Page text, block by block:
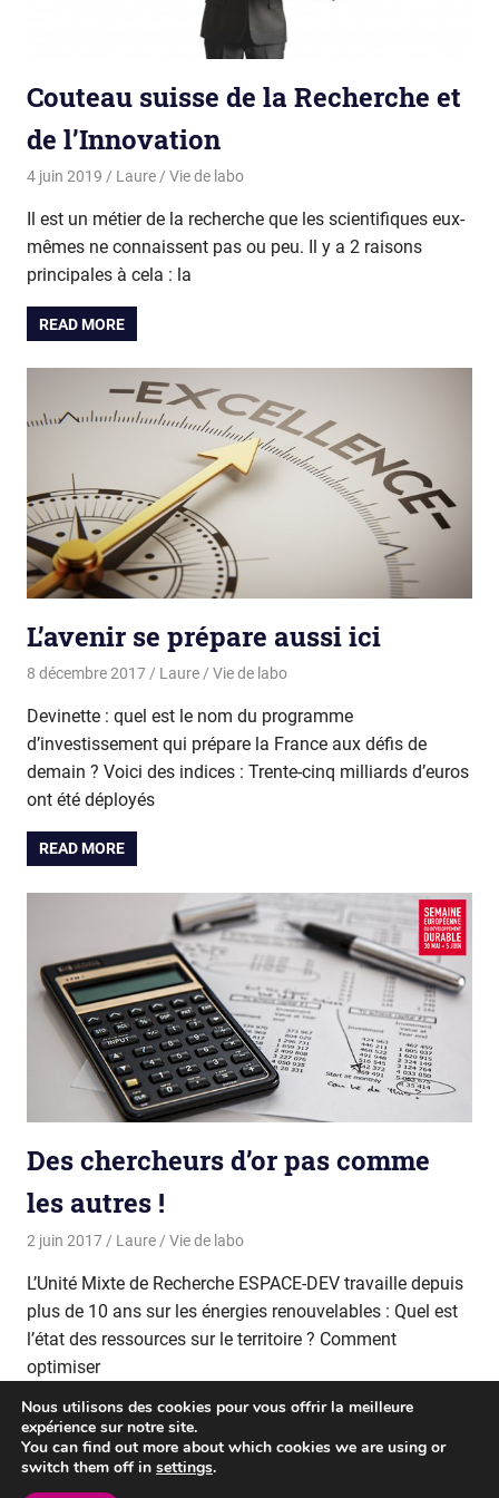
Couteau suisse de la Recherche et
de l’Innovation
4 juin 2019 Laure Vie de labo
Il est un métier de la recherche que les scientifiques eux-
mêmes ne connaissent pas ou peu. Il y a 2 raisons
principales à cela : la
READ MORE
L’avenir se prépare aussi ici
8 décembre 2017 Laure Vie de labo
Devinette : quel est le nom du programme
d’investissement qui prépare la France aux défis de
demain ? Voici des indices : Trente-cinq milliards d’euros
ont été déployés
READ MORE
Des chercheurs d’or pas comme
les autres !
2 juin 2017 Laure Vie de labo
L’Unité Mixte de Recherche ESPACE-DEV travaille depuis
plus de 10 ans sur les énergies renouvelables : Quel est
l’état des ressources sur le territoire ? Comment
optimiser
READ MORE
Nous utilisons des cookies pour vous offrir la meilleure
expérience sur notre site.
You can find out more about which cookies we are using or
switch them off in settings.